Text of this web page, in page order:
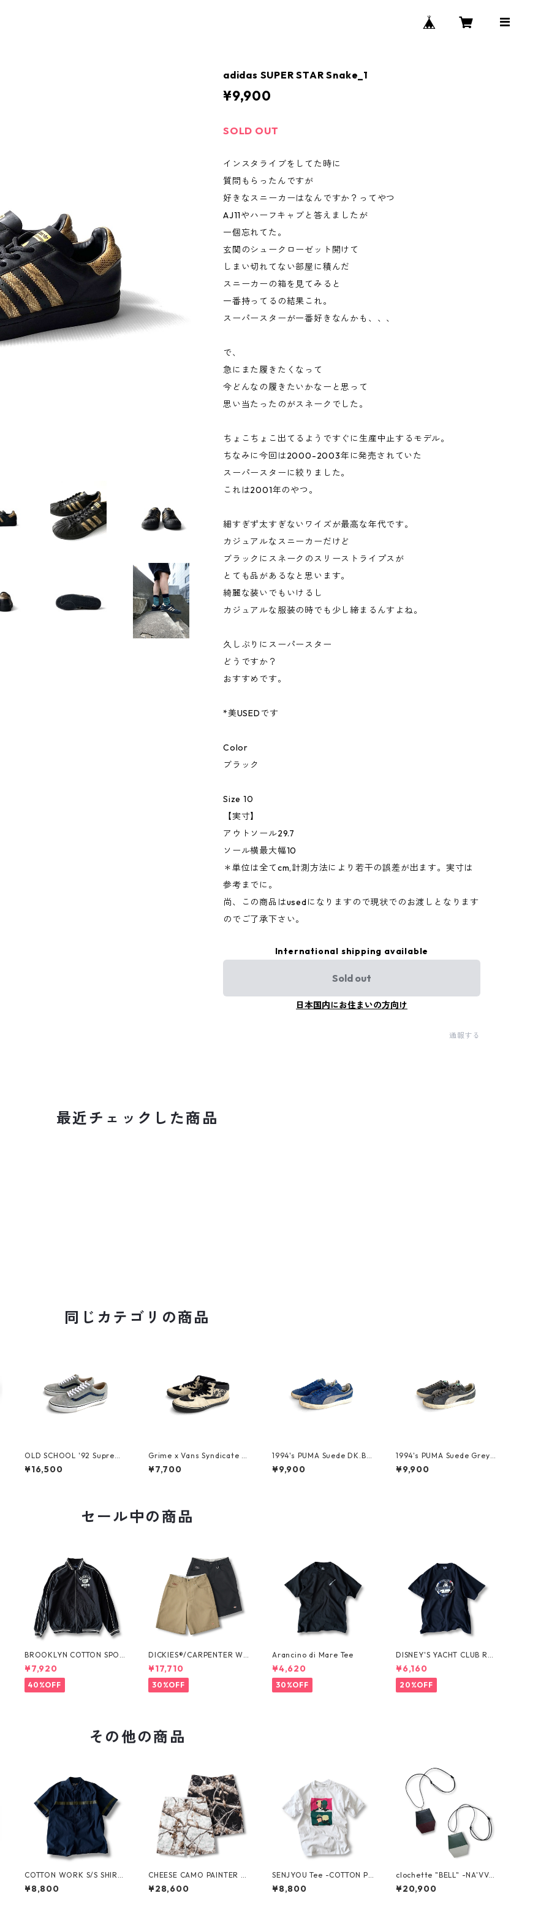
adidas SUPER STAR Snake_1
¥9,900
SOLD OUT
インスタライブをしてた時に
質問もらったんですが
好きなスニーカーはなんですか？ってやつ
AJ11やハーフキャブと答えましたが
一個忘れてた。
玄関のシュークローゼット開けて
しまい切れてない部屋に積んだ
スニーカーの箱を見てみると
一番持ってるの結果これ。
スーパースターが一番好きなんかも、、、
で、
急にまた履きたくなって
今どんなの履きたいかなーと思って
思い当たったのがスネークでした。
ちょこちょこ出てるようですぐに生産中止するモデル。
ちなみに今回は2000-2003年に発売されていた
スーパースターに絞りました。
これは2001年のやつ。
細すぎず太すぎないワイズが最高な年代です。
カジュアルなスニーカーだけど
ブラックにスネークのスリーストライプスが
とても品があるなと思います。
綺麗な装いでもいけるし
カジュアルな服装の時でも少し締まるんすよね。
久しぶりにスーパースター
どうですか？
おすすめです。
*美USEDです
Color
ブラック
Size 10
【実寸】
アウトソール29.7
ソール横最大幅10
＊単位は全てcm,計測方法により若干の誤差が出ます。実寸は
参考までに。
尚、この商品はusedになりますので現状でのお渡しとなります
のでご了承下さい。
International shipping available
Sold out
日本国内にお住まいの方向け
通報する
最近チェックした商品
同じカテゴリの商品
OLD SCHOOL '92 Suprem
e X VANS 2010
¥16,500
Grime x Vans Syndicate H
alf Cab
¥7,700
1994's PUMA Suede DK.Blu
e/Storm Grey
¥9,900
1994's PUMA Suede Grey/
Natural
¥9,900
セール中の商品
BROOKLYN COTTON SPOR
T JKT by Polo Ralph Laure
n
¥7,920
40%OFF
DICKIES®/CARPENTER WI
DE SHORTS -SEDAN ALL-P
URPOSE-
¥17,710
30%OFF
Arancino di Mare Tee
¥4,620
30%OFF
DISNEY'S YACHT CLUB RES
ORT Tee
¥6,160
20%OFF
その他の商品
COTTON WORK S/S SHIRT
by stussy
¥8,800
CHEESE CAMO PAINTER S
HORTS by Little Yarmouth
¥28,600
SENJYOU Tee -COTTON PA
N-
¥8,800
clochette "BELL" -NA'VVY
-
¥20,900